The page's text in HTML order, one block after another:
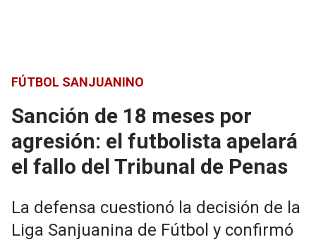
FÚTBOL SANJUANINO
Sanción de 18 meses por
agresión: el futbolista apelará
el fallo del Tribunal de Penas
La defensa cuestionó la decisión de la
Liga Sanjuanina de Fútbol y confirmó